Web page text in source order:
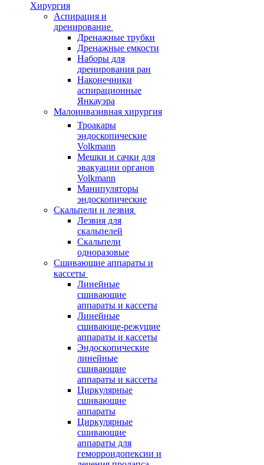
Хирургия
Аспирация и
дренирование
Дренажные трубки
Дренажные емкости
Наборы для
дренирования ран
Наконечники
аспирационные
Янкауэра
Малоинвазивная хирургия
Троакары
эндоскопические
Volkmann
Мешки и сачки для
эвакуации органов
Volkmann
Манипуляторы
эндоскопические
Скальпели и лезвия
Лезвия для
скальпелей
Скальпели
одноразовые
Сшивающие аппараты и
кассеты
Линейные
сшивающие
аппараты и кассеты
Линейные
сшивающе-режущие
аппараты и кассеты
Эндоскопические
линейные
сшивающие
аппараты и кассеты
Циркулярные
сшивающие
аппараты
Циркулярные
сшивающие
аппараты для
геморроидопексии и